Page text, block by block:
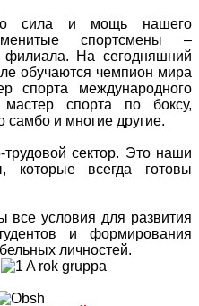
сила и мощь нашего
спортсмены –
филиала. На сегодняшний
обучаются чемпион мира
спорта международного
мастер спорта по боксу,
самбо и многие другие.
сектор. Это наши
которые всегда готовы
условия для развития
и формирования
личностей.